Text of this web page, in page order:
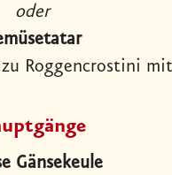
oder
Roggencrostini
Gänsekeule